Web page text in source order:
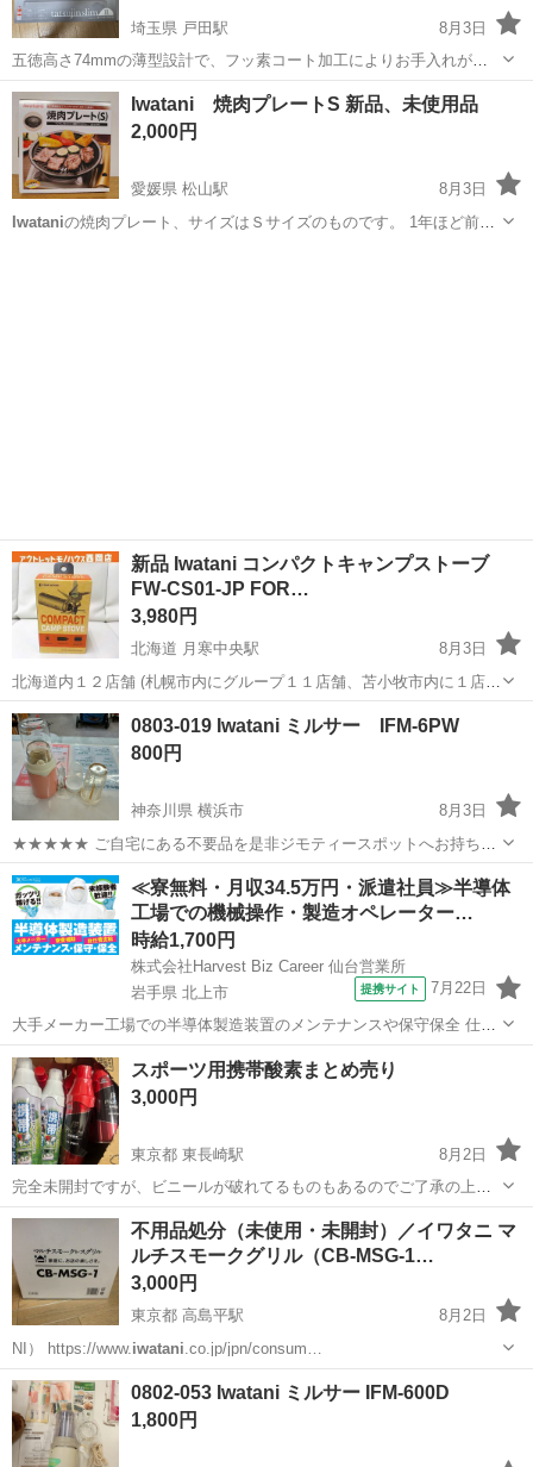
埼玉県 戸田駅
8月3日
五徳高さ74mmの薄型設計で、フッ素コート加工によりお手入れが簡
単なカセットコンロです。 - ブランド:Iwatani- モデル名: カセットフ
ー 達人スリムIII - 型番: CB-SS-50 - 五徳高さ: 74m...
埼玉 戸田市 戸田駅 キッチン家電
Iwatani 焼肉プレートS 新品、未使用品
2,000円
愛媛県 松山駅
8月3日
Iwataniの焼肉プレート、サイズはＳサイズのものです。 1年ほど前に
新品 Iwatani コンパクトキャンプストーブ
FW-CS01-JP FOR…
3,980円
北海道 月寒中央駅
8月3日
北海道内１２店舗 (札幌市内にグループ１１店舗、苫小牧市内に１店
舗） 総合リサイクルショップ ★ユーズドグッズマーケット★ アウト
レットモノハウス西岡店です。 新品Iwataniコンパクトキャンプスト
ーブ F...
北海道 札幌市 WINDS
0803-019 Iwatani ミルサー IFM-6PW
800円
神奈川県 横浜市
8月3日
★★★★★ ご自宅にある不要品を是非ジモティースポットへお持ち込
みしませんか？ 家電、趣味・スポーツ・レジャー用品、こども用品、
衣料服飾品、生活雑貨、家具、本、CD・DVDなどが無料でまとめて持
ち込めます！ ※詳細はこ...
神奈川 横浜市 キッチン家電 ミルサー
≪寮無料・月収34.5万円・派遣社員≫半導体
工場での機械操作・製造オペレーター…
時給1,700円
株式会社Harvest Biz Career 仙台営業所
岩手県 北上市
提携サイト 7月22日
大手メーカー工場での半導体製造装置のメンテナンスや保守保全 仕事
内容 ＼フラッシュメモリの製造を行う工場で半導体製造装置の保守・
点検のお仕事／ 新工場新設に伴い、請負現場の立ち上げを行います！
※立ち上げ時期目安：2...
岩手 北上市 その他
スポーツ用携帯酸素まとめ売り
3,000円
東京都 東長崎駅
8月2日
完全未開封ですが、ビニールが破れてるものもあるのでご了承の上で
お願いします。 ProFits 17本IWATANIの酸素缶が10本 他携帯酸素缶2
本 引き取りに来て下さる方よろしくお願いします。
東京 豊島区 東長崎駅 その他 酸素
不用品処分（未使用・未開封）／イワタニ マ
ルチスモークグリル（CB-MSG-1…
3,000円
東京都 高島平駅
8月2日
NI） https://www. iwatani .co.jp/jpn/consum…
東京 板橋区 キッチン家電
0802-053 Iwatani ミルサー IFM-600D
1,800円